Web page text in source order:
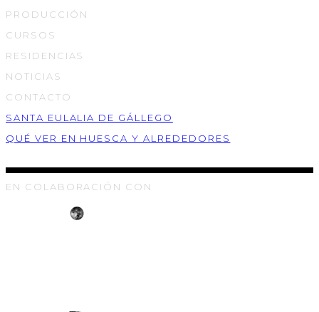
PRODUCCIÓN
CURSOS
RESIDENCIAS
NOTICIAS
CONTACTO
SANTA EULALIA DE GÁLLEGO
QUÉ VER EN HUESCA Y ALREDEDORES
EN COLABORACIÓN CON